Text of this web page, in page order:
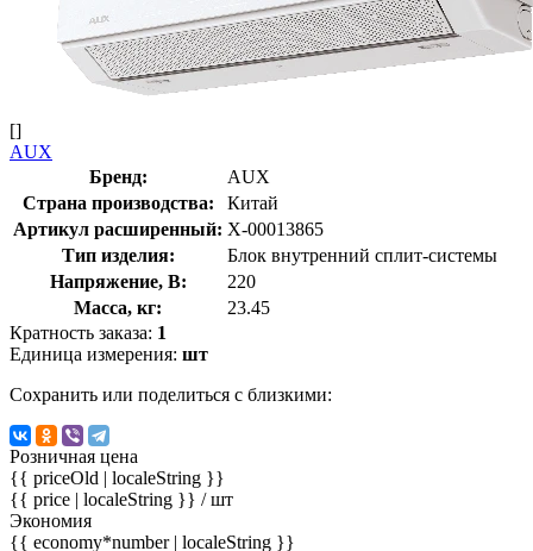
[]
AUX
Бренд:
AUX
Страна производства:
Китай
Артикул расширенный: X-00013865
Тип изделия:
Блок внутренний сплит-системы
Напряжение, В:
220
Масса, кг:
23.45
Кратность заказа: 1
Единица измерения: шт
Сохранить или поделиться с близкими:
Розничная цена
{{ priceOld | localeString }}
{{ price | localeString }} / шт
Экономия
{{ economy*number | localeString }}